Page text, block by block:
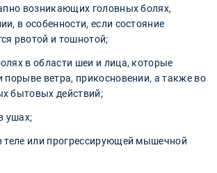
возникающих головных болях,
в особенности, если состояние
рвотой и тошнотой;
в области шеи и лица, которые
порыве ветра, прикосновении, а также во
бытовых действий;
ушах;
теле или прогрессирующей мышечной